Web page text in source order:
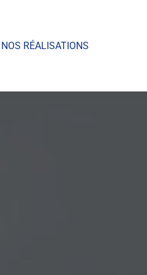
NOS RÉALISATIONS